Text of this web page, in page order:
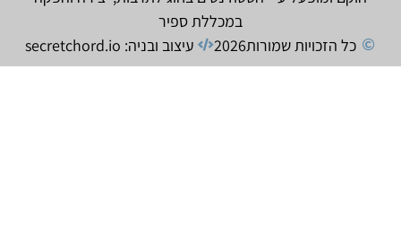
במכללת ספיר
כל הזכויות שמורות2026 עיצוב ובניה: secretchord.io